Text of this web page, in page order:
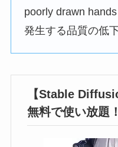
poorly drawn
発生する品質の低
【Stable
無料で使い放題！